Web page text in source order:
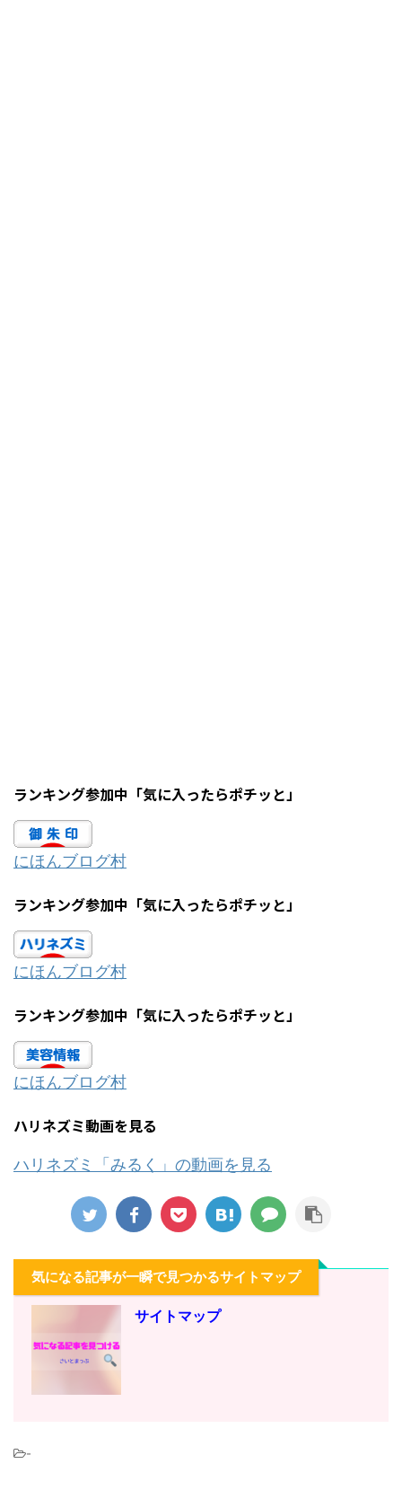
ランキング参加中「気に入ったらポチッと」
にほんブログ村
ランキング参加中「気に入ったらポチッと」
にほんブログ村
ランキング参加中「気に入ったらポチッと」
にほんブログ村
ハリネズミ動画を見る
ハリネズミ「みるく」の動画を見る
気になる記事が一瞬で見つかるサイトマップ
サイトマップ
-